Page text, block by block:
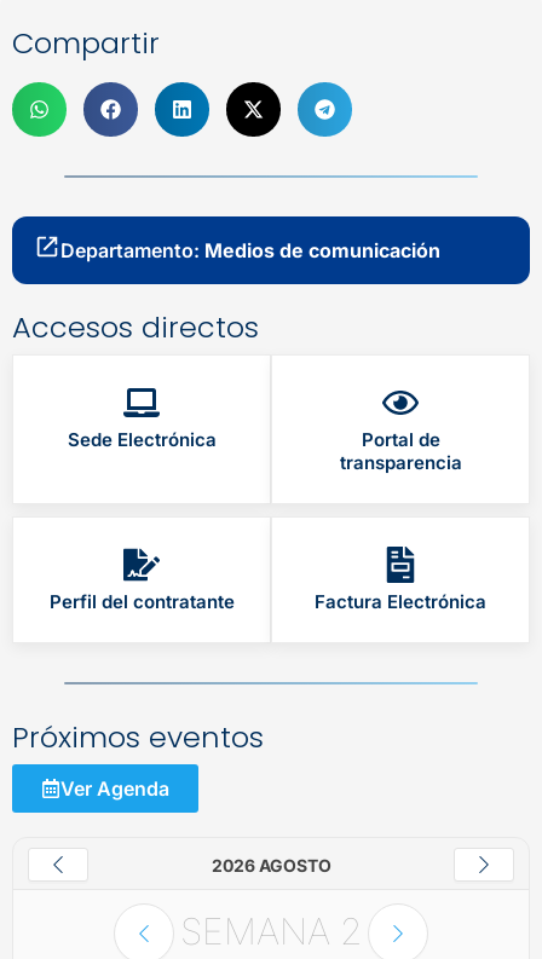
Compartir
Departamento: Medios de comunicación
Accesos directos
Sede Electrónica
Portal de
transparencia
Perfil del contratante Factura Electrónica
Próximos eventos
Ver Agenda
2026 AGOSTO
SEMANA 2